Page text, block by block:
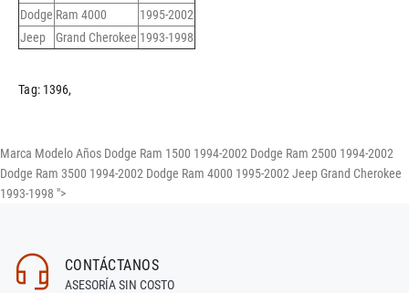
Dodge Ram 4000
1995-2002
Jeep
Grand Cherokee 1993-1998
Tag: 1396,
Marca Modelo Años Dodge Ram 1500 1994-2002 Dodge Ram 2500 1994-2002
Dodge Ram 3500 1994-2002 Dodge Ram 4000 1995-2002 Jeep Grand Cherokee
1993-1998 ">
CONTÁCTANOS
ASESORÍA SIN COSTO